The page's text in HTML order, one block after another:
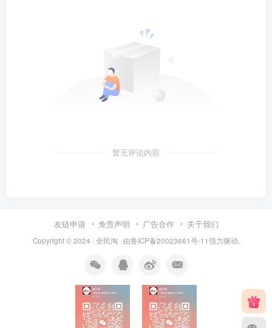
暂无评论内容
友链申请 免责声明 广告合作 关于我们
Copyright © 2024 · 全民淘 · 由鲁ICP备20023661号-11强力驱动.